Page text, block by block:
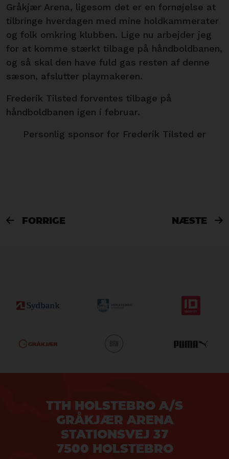
Gråkjær Arena, ligesom det er en fornøjelse at
tilbringe hverdagen med mine holdkammerater
og folk omkring klubben. Lige nu arbejder jeg
for at komme stærkt tilbage på håndboldbanen,
og så skal den have fuld gas resten af denne
sæson, afslutter playmakeren.
Frederik Tilsted forventes tilbage på
håndboldbanen igen i februar.
Personlig sponsor for Frederik Tilsted er
 FORRIGE NÆSTE 
TTH HOLSTEBRO A/S
GRÅKJÆR ARENA
STATIONSVEJ 37
7500 HOLSTEBRO